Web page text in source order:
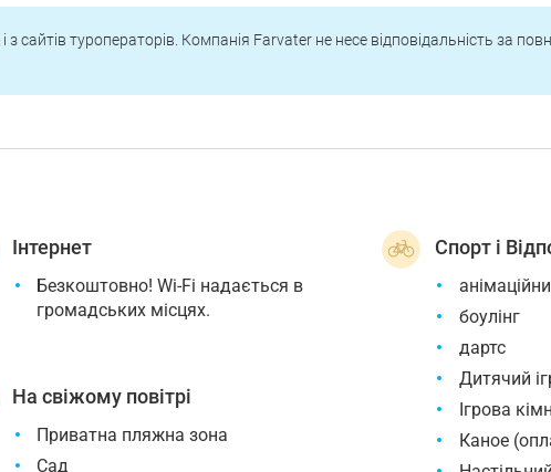
сайтів туроператорів. Компанія Farvater не несе відповідальність за
Інтернет
Безкоштовно! Wi-Fi надається в
громадських місцях.
На свіжому повітрі
Приватна пляжна зона
Сад
Спорт і
боулінг
дартс
Дитячий
Ігрова
Каное